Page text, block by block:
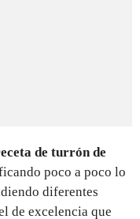
de turrón de
poco a poco lo
diferentes
de excelencia que